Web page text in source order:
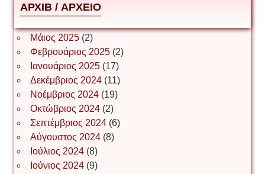
ΕΥΑΓΓΕΛΟΣ ΜΩΚΟΣ
Ιωάννης Σ. Παπαφλωράτος
ΝΙΚΟΣ ΓΑΤΟΣ
Νίκος Λυγερός
АРХІВ / ΑΡΧΕΙΟ
Μάιος 2025(2)
Φεβρουάριος 2025(2)
Ιανουάριος 2025(17)
Δεκέμβριος 2024(11)
Νοέμβριος 2024(19)
Οκτώβριος 2024(2)
Σεπτέμβριος 2024(6)
Αύγουστος 2024(8)
Ιούλιος 2024(8)
Ιούνιος 2024(9)